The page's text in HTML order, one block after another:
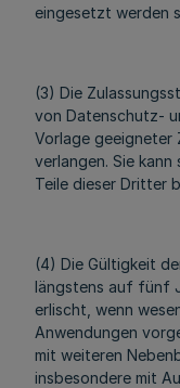
eingesetzt werden
(3) Die
von Datenschutz-
Vorlage
verlangen. Sie
Teile dieser Dritter
(4) Die Gültigkeit
längstens auf fünf
erlischt, wenn
Anwendungen
mit weiteren
insbesondere mit